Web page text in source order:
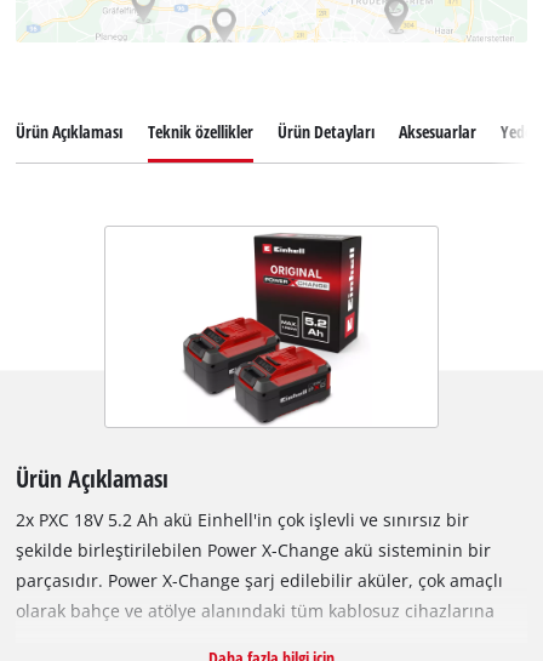
Ürün Açıklaması Teknik özellikler Ürün Detayları Aksesuarlar
Ürün Açıklaması
2x PXC 18V 5.2 Ah akü Einhell'in çok işlevli ve sınırsız bir
şekilde birleştirilebilen Power X-Change akü sisteminin bir
parçasıdır. Power X-Change şarj edilebilir aküler, çok amaçlı
olarak bahçe ve atölye alanındaki tüm kablosuz cihazlarına